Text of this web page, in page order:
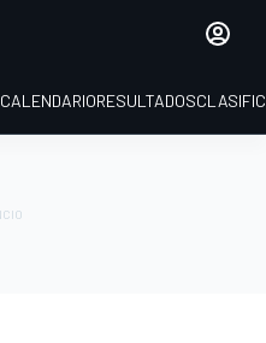
CALENDARIORESULTADOS